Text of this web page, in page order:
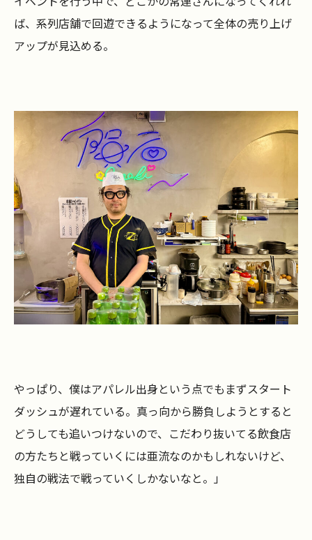
ば、系列店舗で回遊できるようになって全体の売り上げ
アップが見込める。
やっぱり、僕はアパレル出身という点でもまずスタート
ダッシュが遅れている。真っ向から勝負しようとすると
どうしても追いつけないので、こだわり抜いてる飲食店
の方たちと戦っていくには亜流なのかもしれないけど、
独自の戦法で戦っていくしかないなと。」